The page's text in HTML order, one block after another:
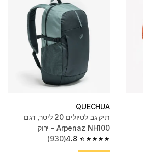
QUECHUA
תיק גב לטיולים 20 ליטר, דגם
Arpenaz NH100 - ירוק
4.8
4.8 out of 5 stars from 930 reviews
(930)